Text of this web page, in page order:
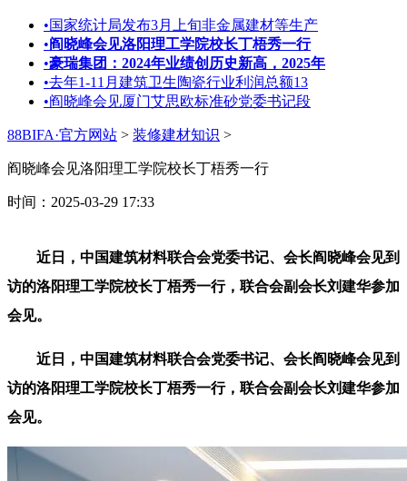
•国家统计局发布3月上旬非金属建材等生产
•阎晓峰会见洛阳理工学院校长丁梧秀一行
•豪瑞集团：2024年业绩创历史新高，2025年
•去年1-11月建筑卫生陶瓷行业利润总额13
•阎晓峰会见厦门艾思欧标准砂党委书记段
88BIFA·官方网站 > 装修建材知识 >
阎晓峰会见洛阳理工学院校长丁梧秀一行
时间：2025-03-29 17:33
近日，中国建筑材料联合会党委书记、会长阎晓峰会见到
访的洛阳理工学院校长丁梧秀一行，联合会副会长刘建华参加
会见。
近日，中国建筑材料联合会党委书记、会长阎晓峰会见到
访的洛阳理工学院校长丁梧秀一行，联合会副会长刘建华参加
会见。